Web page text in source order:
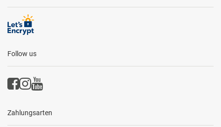
Follow us
Zahlungsarten